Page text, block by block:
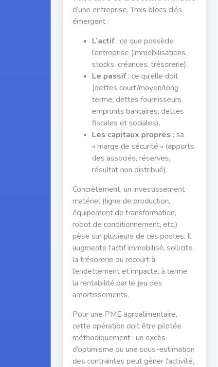
d’une entreprise. Trois blocs clés
émergent :
L’actif: ce que possède
l’entreprise (immobilisations,
stocks, créances, trésorerie).
Le passif: ce qu’elle doit
(dettes court/moyen/long
terme, dettes fournisseurs,
emprunts bancaires, dettes
fiscales et sociales).
Les capitaux propres : sa
« marge de sécurité » (apports
des associés, réserves,
résultat non distribué).
Concrètement, un investissement
matériel (ligne de production,
équipement de transformation,
robot de conditionnement, etc.)
pèse sur plusieurs de ces postes. Il
augmente l’actif immobilisé, sollicite
la trésorerie ou recourt à
l’endettement et impacte, à terme,
la rentabilité par le jeu des
amortissements.
Pour une PME agroalimentaire,
cette opération doit être pilotée
méthodiquement : un excès
d’optimisme ou une sous-estimation
des contraintes peut gêner l’activité,